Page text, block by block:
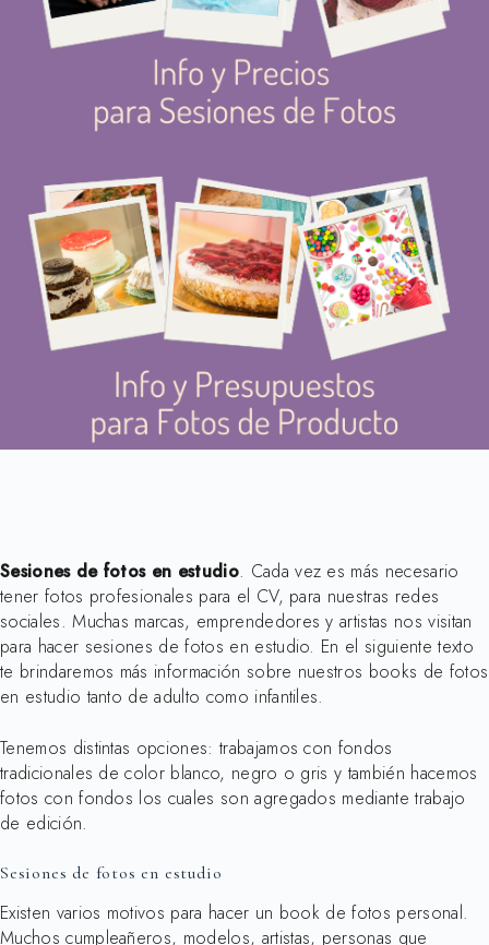
Sesiones de fotos en estudio. Cada vez es más necesario
tener fotos profesionales para el CV, para nuestras redes
sociales. Muchas marcas, emprendedores y artistas nos visitan
para hacer sesiones de fotos en estudio. En el siguiente texto
te brindaremos más información sobre nuestros books de fotos
en estudio tanto de adulto como infantiles.
Tenemos distintas opciones: trabajamos con fondos
tradicionales de color blanco, negro o gris y también hacemos
fotos con fondos los cuales son agregados mediante trabajo
de edición.
Sesiones de fotos en estudio
Existen varios motivos para hacer un book de fotos personal.
Muchos cumpleañeros, modelos, artistas, personas que